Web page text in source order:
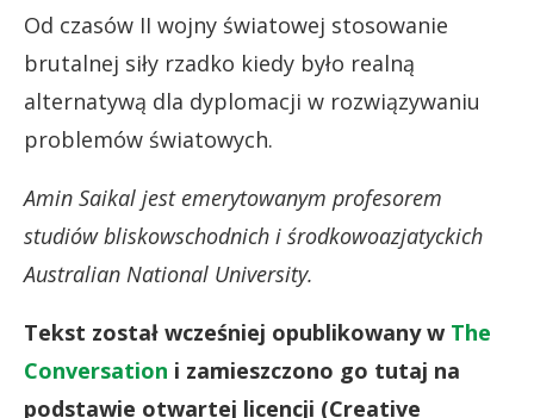
Od czasów II wojny światowej stosowanie
brutalnej siły rzadko kiedy było realną
alternatywą dla dyplomacji w rozwiązywaniu
problemów światowych.
Amin Saikal jest emerytowanym profesorem
studiów bliskowschodnich i środkowoazjatyckich
Australian National University.
Tekst został wcześniej opublikowany w The
Conversation i zamieszczono go tutaj na
podstawie otwartej licencji (Creative